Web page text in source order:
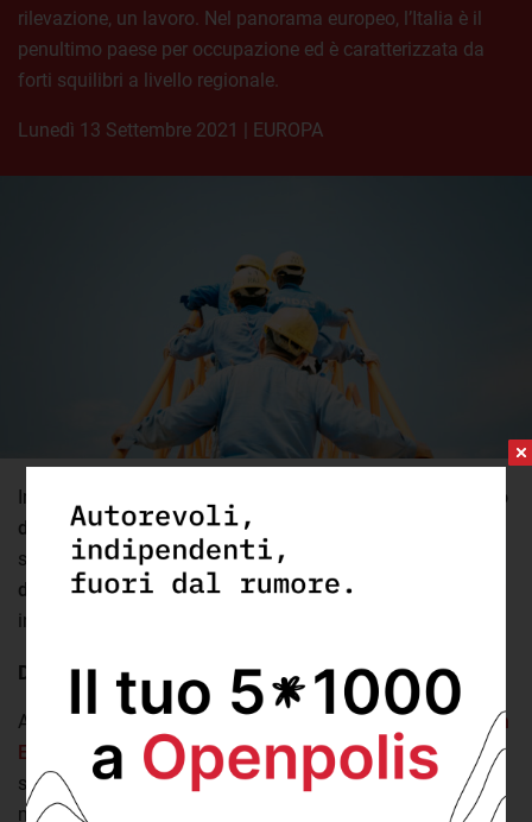
rilevazione, un lavoro. Nel panorama europeo, l’Italia è il
penultimo paese per occupazione ed è caratterizzata da
forti squilibri a livello regionale.
lunedì 13 Settembre 2021 | EUROPA
In Europa,
l’Italia è il secondo paese con il più basso tasso
di occupazione, posizionandosi 10 punti percentuali al di
sotto della media. È anche il paese con le maggiori
differenze occupazionali a livello regionale
inasprite dalla disparità di genere.
Disoccupazione, occupazione e inattività
A maggio abbiamo trattato il tema delladisoccupazione in
Europa
prima e dopo la pandemia. Un problema le cui
sfaccettature e complessità si possono comprendere
meglio analizzando le
situazioni interne ai singoli paesi e